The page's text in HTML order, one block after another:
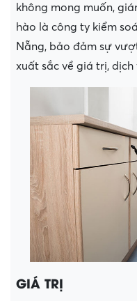
không mong muốn,
hào là công ty kiểm
Nẵng, bảo đảm sự
xuất sắc về giá trị, dịch
GIÁ TRỊ